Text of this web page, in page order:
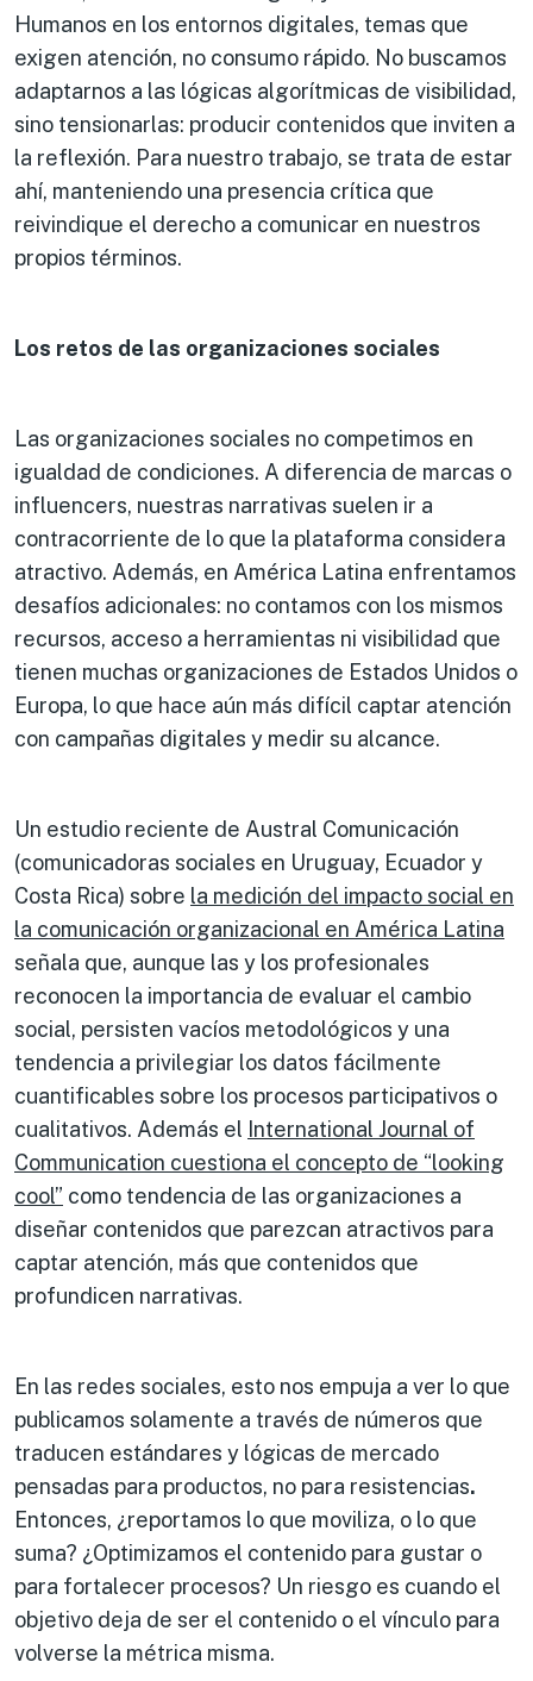
Humanos en los entornos digitales, temas que
exigen atención, no consumo rápido. No buscamos
adaptarnos a las lógicas algorítmicas de visibilidad,
sino tensionarlas: producir contenidos que inviten a
la reflexión. Para nuestro trabajo, se trata de estar
ahí, manteniendo una presencia crítica que
reivindique el derecho a comunicar en nuestros
propios términos.
Los retos de las organizaciones sociales
Las organizaciones sociales no competimos en
igualdad de condiciones. A diferencia de marcas o
influencers, nuestras narrativas suelen ir a
contracorriente de lo que la plataforma considera
atractivo. Además, en América Latina enfrentamos
desafíos adicionales: no contamos con los mismos
recursos, acceso a herramientas ni visibilidad que
tienen muchas organizaciones de Estados Unidos o
Europa, lo que hace aún más difícil captar atención
con campañas digitales y medir su alcance.
Un estudio reciente de Austral Comunicación
(comunicadoras sociales en Uruguay, Ecuador y
Costa Rica) sobre la medición del impacto social en
la comunicación organizacional en América Latina
señala que, aunque las y los profesionales
reconocen la importancia de evaluar el cambio
social, persisten vacíos metodológicos y una
tendencia a privilegiar los datos fácilmente
cuantificables sobre los procesos participativos o
cualitativos. Además el International Journal of
Communication cuestiona el concepto de “looking
cool” como tendencia de las organizaciones a
diseñar contenidos que parezcan atractivos para
captar atención, más que contenidos que
profundicen narrativas.
En las redes sociales, esto nos empuja a ver lo que
publicamos solamente a través de números que
traducen estándares y lógicas de mercado
pensadas para productos, no para resistencias.
Entonces, ¿reportamos lo que moviliza, o lo que
suma? ¿Optimizamos el contenido para gustar o
para fortalecer procesos? Un riesgo es cuando el
objetivo deja de ser el contenido o el vínculo para
volverse la métrica misma.